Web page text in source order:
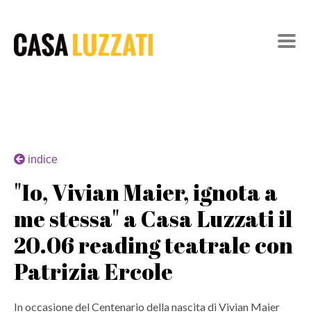
indice
"Io, Vivian Maier, ignota a
me stessa" a Casa Luzzati il
20.06 reading teatrale con
Patrizia Ercole
In occasione del Centenario della nascita di Vivian Maier